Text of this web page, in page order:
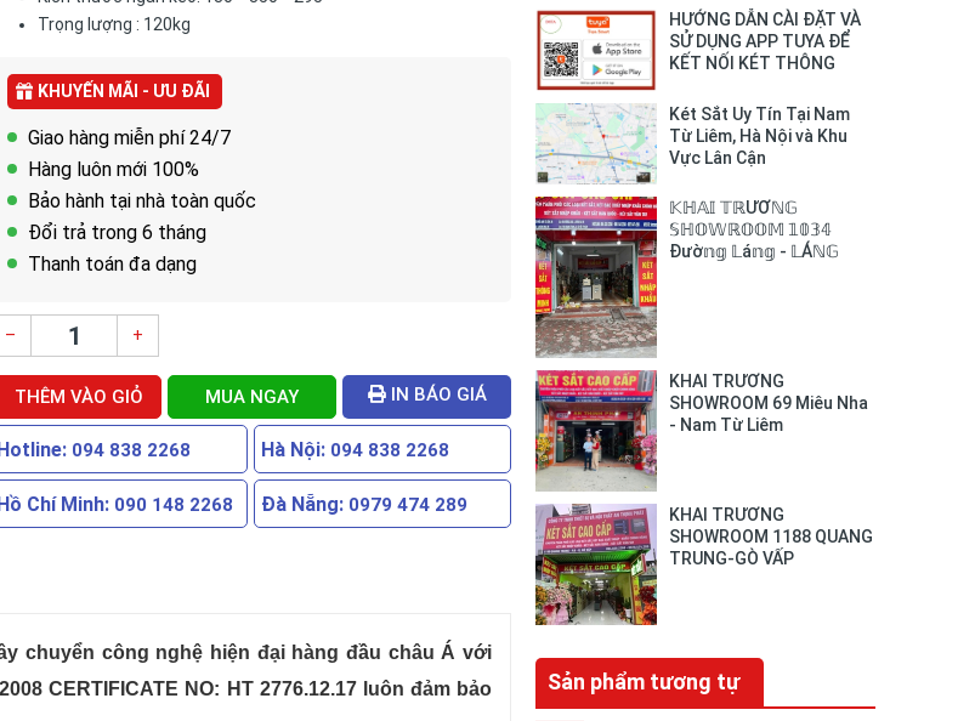
Trọng lượng : 120kg
KHUYẾN MÃI - ƯU ĐÃI
Giao hàng miễn phí 24/7
Hàng luôn mới 100%
Bảo hành tại nhà toàn quốc
Đổi trả trong 6 tháng
Thanh toán đa dạng
– +
THÊM VÀO GIỎ MUA NGAY IN BÁO GIÁ
094 838 2268 Hà Nội: 094 838 2268
Chí Minh: 090 148 2268 Đà Nẵng: 0979 474 289
chuyển công nghệ hiện đại hàng đầu châu Á với
CERTIFICATE NO: HT 2776.12.17 luôn đảm bảo
HƯỚNG DẪN CÀI ĐẶT VÀ
SỬ DỤNG APP TUYA ĐỂ
KẾT NỐI KÉT THÔNG
PHONE
Két Sắt Uy Tín Tại Nam
Từ Liêm, Hà Nội và Khu
Vực Lân Cận
𝕂ℍ𝔸𝕀 𝕋ℝƯƠℕ𝔾
𝕊ℍ𝕆𝕎ℝ𝕆𝕆𝕄 𝟙𝟘𝟛𝟜
Đườ𝕟𝕘 𝕃á𝕟𝕘 - 𝕃Áℕ𝔾
KHAI TRƯƠNG
SHOWROOM 69 Miêu Nha
- Nam Từ Liêm
KHAI TRƯƠNG
SHOWROOM 1188 QUANG
TRUNG-GÒ VẤP
Sản phẩm tương tự